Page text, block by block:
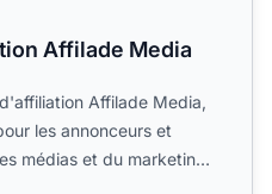
Affilade Media
Affilade Media,
les annonceurs et
médias et du marketing.